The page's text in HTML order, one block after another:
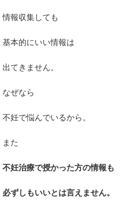
情報収集しても
基本的にいい情報は
出てきません。
なぜなら
不妊で悩んでいるから。
また
不妊治療で授かった方の情報も
必ずしもいいとは言えません。